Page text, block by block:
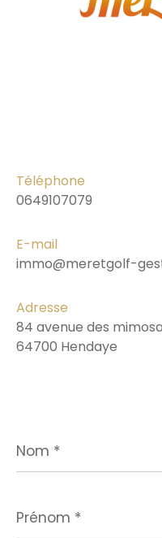
Téléphone
0649107079
E-mail
immo@meretgolf-
Adresse
84 avenue des
64700 Hendaye
*
*